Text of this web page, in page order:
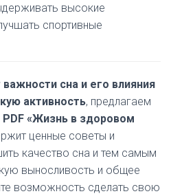
высокие
спортивные
важности сна и его влияния
активность, предлагаем
PDF «Жизнь в здоровом
ценные советы и
качество сна и тем самым
выносливость и общее
возможность сделать свою